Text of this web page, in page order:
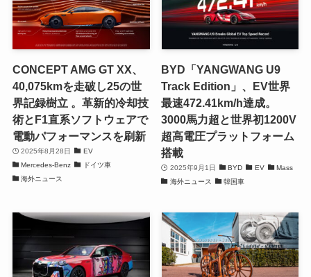
CONCEPT AMG GT XX、
40,075kmを走破し25の世
界記録樹立 。革新的冷却技
術とF1直系ソフトウェアで
電動パフォーマンスを刷新
2025年8月28日
EV
Mercedes-Benz
ドイツ車
海外ニュース
BYD「YANGWANG U9
Track Edition」、EV世界
最速472.41km/h達成。
3000馬力超と世界初1200V
超高電圧プラットフォーム
搭載
2025年9月1日 BYD EV
Mass
海外ニュース
韓国車